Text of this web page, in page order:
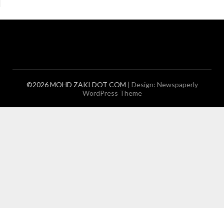
©2026 MOHD ZAKI DOT COM | Design: Newspaperly
WordPress Theme